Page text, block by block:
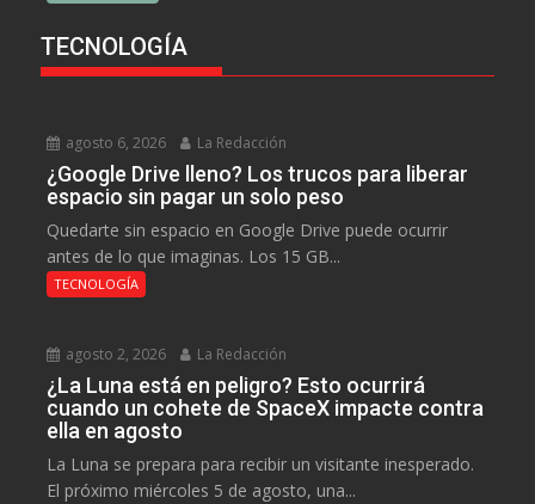
TECNOLOGÍA
agosto 6, 2026 La Redacción
¿Google Drive lleno? Los trucos para liberar
espacio sin pagar un solo peso
Quedarte sin espacio en Google Drive puede ocurrir
antes de lo que imaginas. Los 15 GB...
TECNOLOGÍA
agosto 2, 2026 La Redacción
¿La Luna está en peligro? Esto ocurrirá
cuando un cohete de SpaceX impacte contra
ella en agosto
La Luna se prepara para recibir un visitante inesperado.
El próximo miércoles 5 de agosto, una...